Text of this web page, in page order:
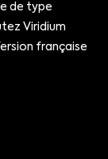
de type
Viridium
française